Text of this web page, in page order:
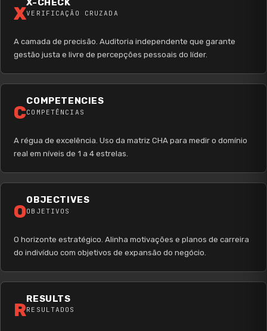
XVERIFICAÇÃO CRUZADA
A camada de precisão. Auditoria independente que garante
gestão justa e livre de percepções pessoais do líder.
C
COMPETENCIES
COMPETÊNCIAS
A régua de excelência. Uso da matriz CHA para medir o domínio
real em níveis de 1 a 4 estrelas.
O
OBJECTIVES
OBJETIVOS
O horizonte estratégico. Alinha motivações e planos de carreira
do indivíduo com objetivos de expansão do negócio.
R
RESULTS
RESULTADOS